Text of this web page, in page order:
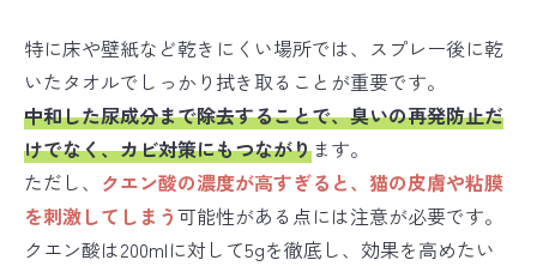
特に床や壁紙など乾きにくい場所では、スプレー後に乾
いたタオルでしっかり拭き取ることが重要です。
中和した尿成分まで除去することで、臭いの再発防止だ
けでなく、カビ対策にもつながります。
ただし、 クエン酸の濃度が高すぎると、猫の皮膚や粘膜
を刺激してしまう可能性がある点には注意が必要です。
クエン酸は200mlに対して5gを徹底し、効果を高めたい